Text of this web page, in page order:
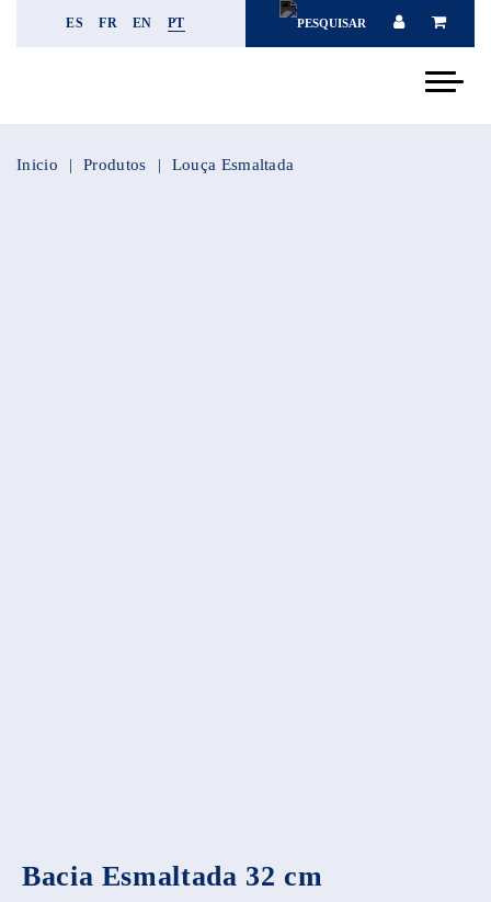
ES FR EN PT
Inicio Produtos Louça Esmaltada
Bacia Esmaltada 32 cm